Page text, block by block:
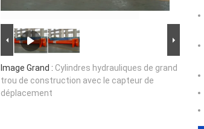
Image Grand : Cylindres hydrauliques de grand
trou de construction avec le capteur de
déplacement